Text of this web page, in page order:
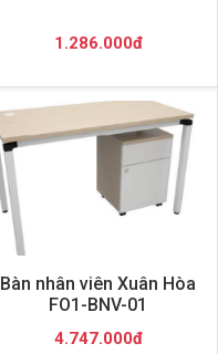
1.286.000đ
Bàn nhân viên Xuân Hòa
FO1-BNV-01
4.747.000đ